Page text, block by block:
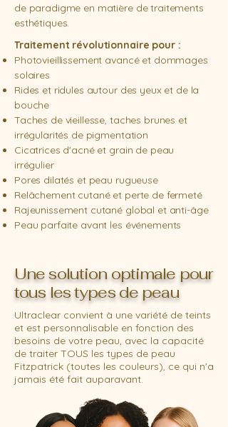
de paradigme en matière de traitements
esthétiques.
Traitement révolutionnaire pour :
Photovieillissement avancé et dommages
solaires
Rides et ridules autour des yeux et de la
bouche
Taches de vieillesse, taches brunes et
irrégularités de pigmentation
Cicatrices d'acné et grain de peau
irrégulier
Pores dilatés et peau rugueuse
Relâchement cutané et perte de fermeté
Rajeunissement cutané global et anti-âge
Peau parfaite avant les événements
Une solution optimale pour
tous les types de peau
Ultraclear convient à une variété de teints
et est personnalisable en fonction des
besoins de votre peau, avec la capacité
de traiter TOUS les types de peau
Fitzpatrick (toutes les couleurs), ce qui n'a
jamais été fait auparavant.